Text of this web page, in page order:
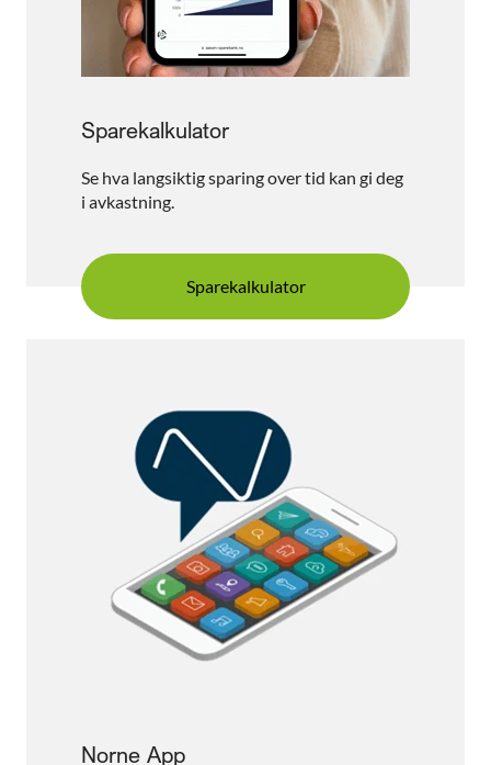
Sparekalkulator
Se hva langsiktig sparing over tid kan gi deg
i avkastning.
Sparekalkulator
Norne App